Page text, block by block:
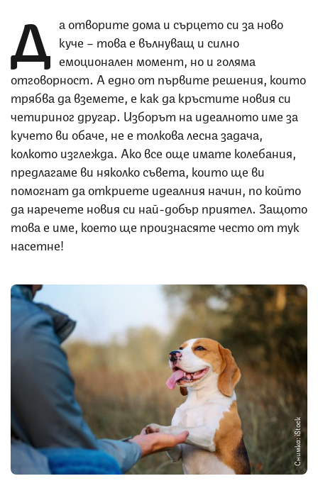
Д а отворите дома и сърцето си за ново
куче – това е вълнуващ и силно
емоционален момент, но и голяма
отговорност. А едно от първите решения, които
трябва да вземете, е как да кръстите новия си
четириног другар. Изборът на идеалното име за
кучето ви обаче, не е толкова лесна задача,
колкото изглежда. Ако все още имате колебания,
предлагаме ви няколко съвета, които ще ви
помогнат да откриете идеалния начин, по който
да наречете новия си най-добър приятел. Защото
това е име, което ще произнасяте често от тук
насетне!
Снимка: iStock